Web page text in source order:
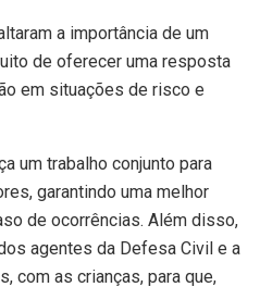
a importância de um
de oferecer uma resposta
em situações de risco e
um trabalho conjunto para
garantindo uma melhor
de ocorrências. Além disso,
agentes da Defesa Civil e a
com as crianças, para que,